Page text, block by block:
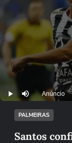
Play Mutar Anúncio
PALMEIRAS
Santos